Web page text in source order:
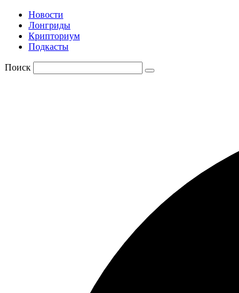
Новости
Лонгриды
Крипториум
Подкасты
Поиск